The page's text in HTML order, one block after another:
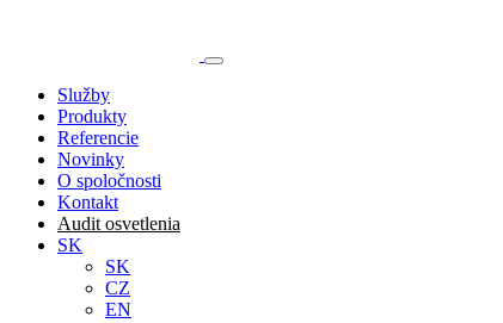
Služby
Produkty
Referencie
Novinky
O spoločnosti
Kontakt
Audit osvetlenia
SK
SK
CZ
EN